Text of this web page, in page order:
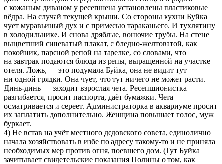
с кожаным диваном у ресепшена установлены пластиковые
вёдра. На случай текущей крыши. Со стороны кухни Буйка
чует муравьиный дух и с примесью тараканьего. И тухлятину
в холодильнике. И снова дряблые, вонючие трубы. На стене
выцветший синеватый плакат, с бледно-желтоватой, как
покойник, пареной репой на тарелке, со словами, что
на завтрак подаются блюда из репы, выращенной на участке
отеля. Ложь, — это подумала Буйка, она не видит тут
ни одной грядки. Она чует, что тут ничего не может расти.
Динь-динь — заходит взрослая чета. Ресепшионистка
разгибается, просит паспорта, даёт бумажки. Чета
осматривается и сереет. Администраторка в аквариуме просит
их заплатить дополнительно. Женщина повышает голос, муж
буркает.
4) Не встав на учёт местного дедовского совета, единолично
начала хозяйствовать в избе по адресу такому-то и не приняла
необходимых мер против огня, поевшего дом. (Тут Буйка
зачитывает свидетельские показания Полины о том, как